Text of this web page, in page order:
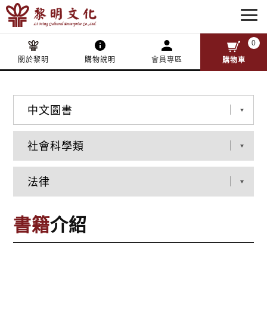
關於黎明 購物說明 會員專區
0
購物車
書籍介紹